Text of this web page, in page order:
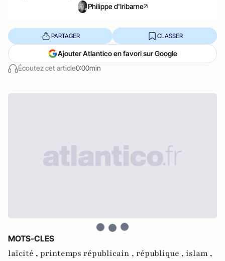
Philippe d'Iribarne
Écoutez cet article0:00min
PARTAGER CLASSER
Ajouter Atlantico en favori sur Google
MOTS-CLES
laïcité , printemps républicain , république , islam ,